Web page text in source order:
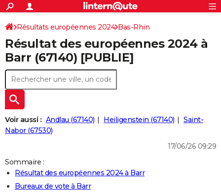
ACTUALITÉS
Politique
Société
Faits Divers
Education
Monde
Villes
+
SPORT
Coupe du monde 2026
Football
Tennis
Cyclisme
Rugby
Forum
Programme TV
TNT
Streaming
Cinéma
Sorties cinéma
Musique
+
FINANCE
Retraite
Impôts
Epargne
Immobilier
Risques naturels par ville
Banque
Assurance
Crédit
AUTO
Essais
Réserver un essai
Citadines
Berlines
SUV
Forum auto
+
HIGH-TECH
Mobiles
Meilleur smartphone
Internet
Ordinateurs
Jeux vidéo
Guide high-tech
+
BRICOLAGE
Guides de France
Escapades
Patrimoine
Expositions
Musées
Week-end nature
LIFESTYLE
Art de vivre
Bien-être
Loisirs
Mode
Modes de vie
S'inscrire
Connexion
Résultats européennes 2024 Bas-Rhin
Résultat des européennes 2024 à
Barr (67140) [PUBLIE]
Voir aussi : Andlau (67140) Heiligenstein (67140)
Saint-
Nabor (67530)
17/06/26 09:29
Sommaire :
Résultat des européennes 2024 à Barr
Bureaux de vote à Barr